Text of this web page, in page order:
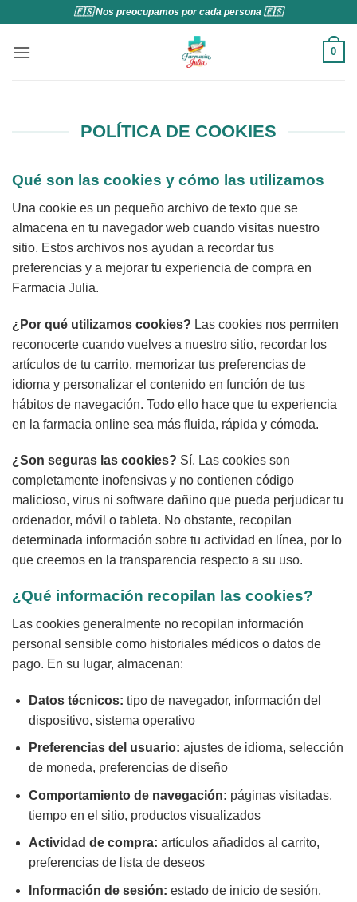
contenido
🇪🇸 Nos preocupamos por cada persona 🇪🇸
0
POLÍTICA DE COOKIES
Qué son las cookies y cómo las utilizamos
Una cookie es un pequeño archivo de texto que se
almacena en tu navegador web cuando visitas nuestro
sitio. Estos archivos nos ayudan a recordar tus
preferencias y a mejorar tu experiencia de compra en
Farmacia Julia.
¿Por qué utilizamos cookies? Las cookies nos permiten
reconocerte cuando vuelves a nuestro sitio, recordar los
artículos de tu carrito, memorizar tus preferencias de
idioma y personalizar el contenido en función de tus
hábitos de navegación. Todo ello hace que tu experiencia
en la farmacia online sea más fluida, rápida y cómoda.
¿Son seguras las cookies? Sí. Las cookies son
completamente inofensivas y no contienen código
malicioso, virus ni software dañino que pueda perjudicar tu
ordenador, móvil o tableta. No obstante, recopilan
determinada información sobre tu actividad en línea, por lo
que creemos en la transparencia respecto a su uso.
¿Qué información recopilan las cookies?
Las cookies generalmente no recopilan información
personal sensible como historiales médicos o datos de
pago. En su lugar, almacenan:
Datos técnicos: tipo de navegador, información del
dispositivo, sistema operativo
Preferencias del usuario: ajustes de idioma, selección
de moneda, preferencias de diseño
Comportamiento de navegación: páginas visitadas,
tiempo en el sitio, productos visualizados
Actividad de compra: artículos añadidos al carrito,
preferencias de lista de deseos
Información de sesión: estado de inicio de sesión,